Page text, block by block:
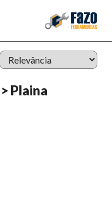
> Plaina